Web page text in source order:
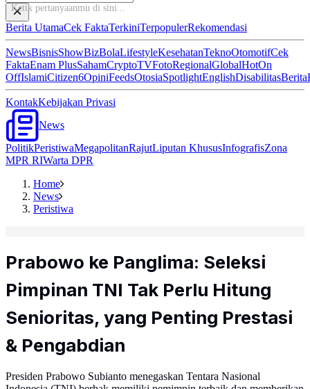
Ketik p
Berita UtamaCek FaktaTerkiniTerpopulerRekomendasi
NewsBisnisShowBizBolaLifestyleKesehatanTeknoOtomotifCek
FaktaEnam PlusSahamCryptoTVFotoRegionalGlobalHotOn
OffIslamiCitizen6OpiniFeedsOtosiaSpotlightEnglishDisabilitasBerita
KontakKebijakan Privasi
News
PolitikPeristiwaMegapolitanRajutLiputan KhususInfografisZona
MPR RIWarta DPR
Home
News
Peristiwa
Prabowo ke Panglima: Seleksi
Pimpinan TNI Tak Perlu Hitung
Senioritas, yang Penting Prestasi
& Pengabdian
Presiden Prabowo Subianto menegaskan Tentara Nasional